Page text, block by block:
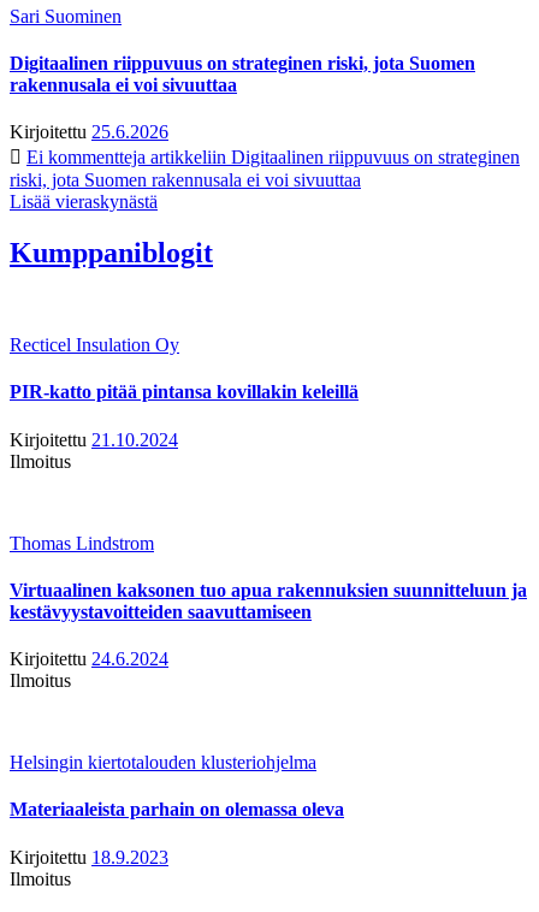
Sari Suominen
Digitaalinen riippuvuus on strateginen riski, jota Suomen
rakennusala ei voi sivuuttaa
Kirjoitettu 25.6.2026
Ei kommentteja artikkeliin Digitaalinen riippuvuus on strateginen
riski, jota Suomen rakennusala ei voi sivuuttaa
Lisää vieraskynästä
Kumppaniblogit
Recticel Insulation Oy
PIR-katto pitää pintansa kovillakin keleillä
Kirjoitettu 21.10.2024
Ilmoitus
Thomas Lindstrom
Virtuaalinen kaksonen tuo apua rakennuksien suunnitteluun ja
kestävyystavoitteiden saavuttamiseen
Kirjoitettu 24.6.2024
Ilmoitus
Helsingin kiertotalouden klusteriohjelma
Materiaaleista parhain on olemassa oleva
Kirjoitettu 18.9.2023
Ilmoitus